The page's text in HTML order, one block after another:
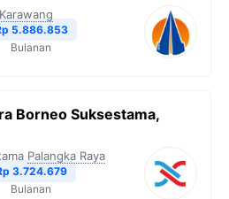
Karawang
5.886.853
Bulanan
Borneo Suksestama,
Palangka Raya
3.724.679
Bulanan